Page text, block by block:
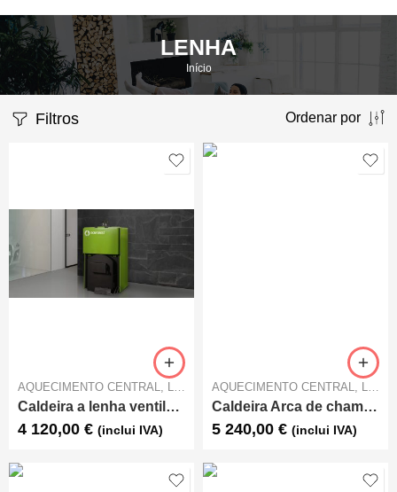
LENHA
Início
Filtros Ordenar por
AQUECIMENTO CENTRAL, LENHA
Caldeira a lenha ventilada Ecoforest Fortaleza 40 kW
4 120,00 € (inclui IVA)
AQUECIMENTO CENTRAL, LENHA
Caldeira Arca de chama invertida Aspiro R29 34kw
5 240,00 € (inclui IVA)